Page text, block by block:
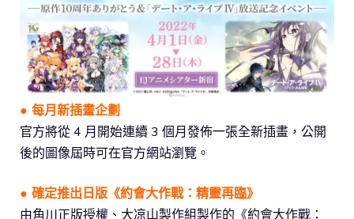
● 每月新插畫企劃
官方將從 4 月開始連續 3 個月發佈一張全新插畫，公開
後的圖像屆時可在官方網站瀏覽。
● 確定推出日版 《約會大作戰：精靈再臨》
由角川正版授權、大凉山製作組製作的《約會大作戰：